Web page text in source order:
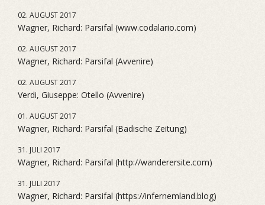
02. AUGUST 2017
Wagner, Richard: Parsifal (www.codalario.com)
02. AUGUST 2017
Wagner, Richard: Parsifal (Avvenire)
02. AUGUST 2017
Verdi, Giuseppe: Otello (Avvenire)
01. AUGUST 2017
Wagner, Richard: Parsifal (Badische Zeitung)
31. JULI 2017
Wagner, Richard: Parsifal (http://wanderersite.com)
31. JULI 2017
Wagner, Richard: Parsifal (https://infernemland.blog)